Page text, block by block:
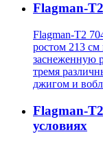
Flagman-
Flagman-T2
ростом 213
заснеженную
тремя
джигом и
Flagman-
условиях